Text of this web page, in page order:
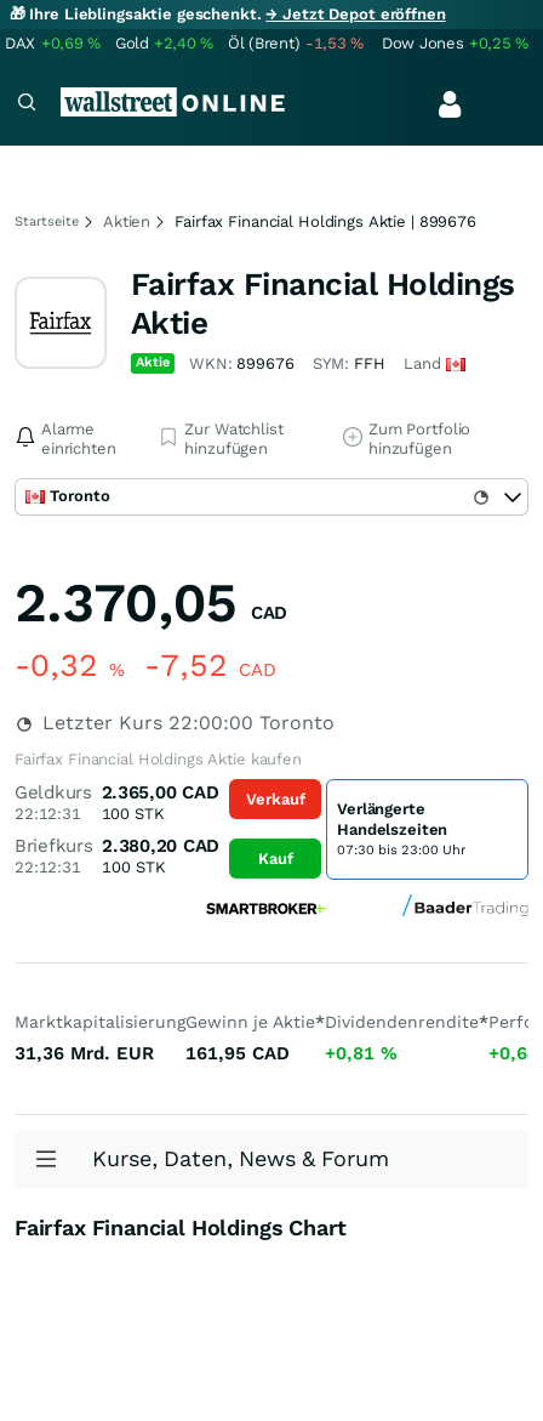
🎁 Ihre Lieblingsaktie geschenkt.→ Jetzt Depot eröffnen
DAX +0,69% Gold +2,40% Öl (Brent) -1,53% Dow Jones +0,25%
Startseite Aktien Fairfax Financial Holdings Aktie | 899676
Fairfax Financial Holdings
Aktie
Aktie WKN: 899676 SYM: FFH Land
Alarme
einrichten
Zur Watchlist
hinzufügen
Zum Portfolio
hinzufügen
Toronto
2.370,05 CAD
-0,32 % -7,52 CAD
Letzter Kurs 22:00:00 Toronto
Fairfax Financial Holdings Aktie kaufen
Geldkurs
22:12:31
2.365,00 CAD
100 STK
Briefkurs
22:12:31
2.380,20 CAD
100STK
Verkauf
Kauf
Verlängerte
Handelszeiten
07:30 bis 23:00 Uhr
Marktkapitalisierung
31,36 Mrd. EUR
Gewinn je Aktie*
161,95 CAD
Dividendenrendite*
+0,81 % +0,64
Kurse, Daten, News & Forum
Fairfax Financial Holdings Chart